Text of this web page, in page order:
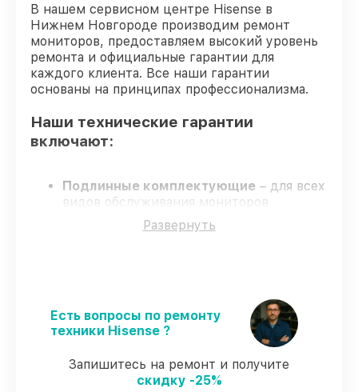
В нашем сервисном центре Hisense в
Нижнем Новгороде производим ремонт
мониторов, предоставляем высокий уровень
ремонта и официальные гарантии для
каждого клиента. Все наши гарантии
основаны на принципах профессионализма.
Наши технические гарантии
включают:
Подлинные комплектующие – для всех
видов обслуживания мониторов
применяются только оригинальные
соблюдаем сроки, согласованные с
клиентом.
– обслуживание с
полным гарантийным сопровождением.
Развернуть
Есть вопросы по ремонту
техники Hisense ?
Запишитесь на ремонт и получите
скидку -25%